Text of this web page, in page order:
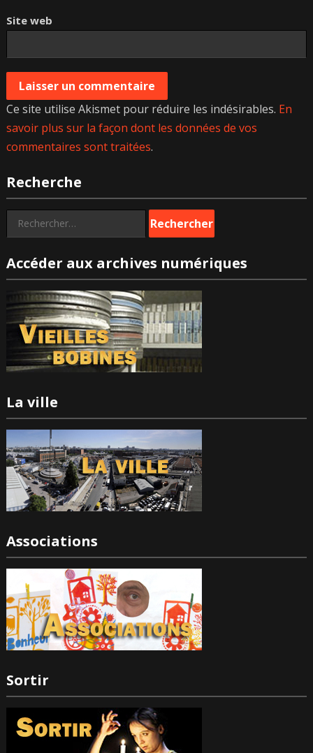
Site web
Ce site utilise Akismet pour réduire les indésirables. En
savoir plus sur la façon dont les données de vos
commentaires sont traitées.
Recherche
Rechercher :
Accéder aux archives numériques
La ville
Associations
Sortir